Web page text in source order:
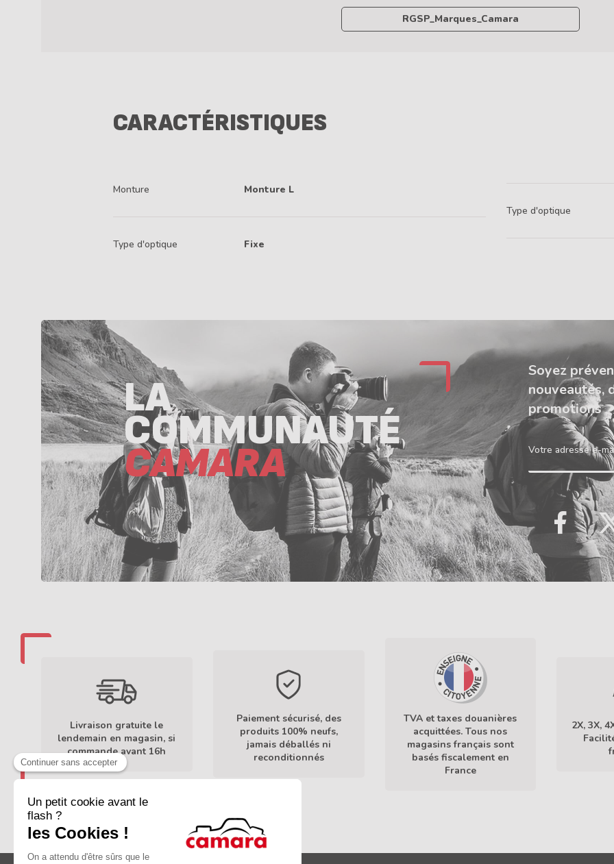
RGSP_Marques_Camara
CARACTÉRISTIQUES
Monture Monture L
Type d'optique Fixe
Type d'optique
LA
COMMUNAUTÉ
CAMARA
Soyez
nouveautés,
promotions
Votre adresse e-
Livraison gratuite le
lendemain en magasin, si
commande avant 16h
En savoir plus
Paiement sécurisé, des
produits 100% neufs,
jamais déballés ni
reconditionnés
TVA et taxes douanières
acquittées. Tous nos
magasins français sont
basés fiscalement en
France
2X, 3X,